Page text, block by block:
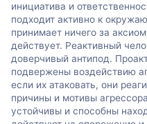
инициатива и
подходит активно к
принимает ничего за
действует. Реактивный
доверчивый антипод.
подвержены воздействию
если их атаковать, они
причины и мотивы
устойчивы и способны